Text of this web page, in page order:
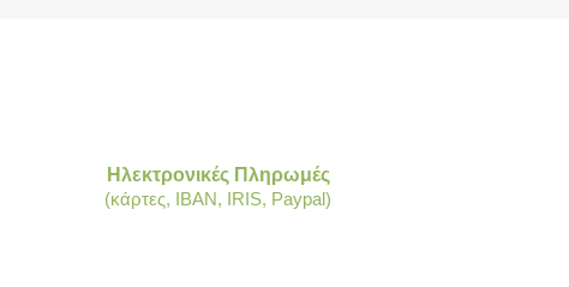
Ηλεκτρονικές Πληρωμές
(κάρτες, IBAN, IRIS, Paypal)